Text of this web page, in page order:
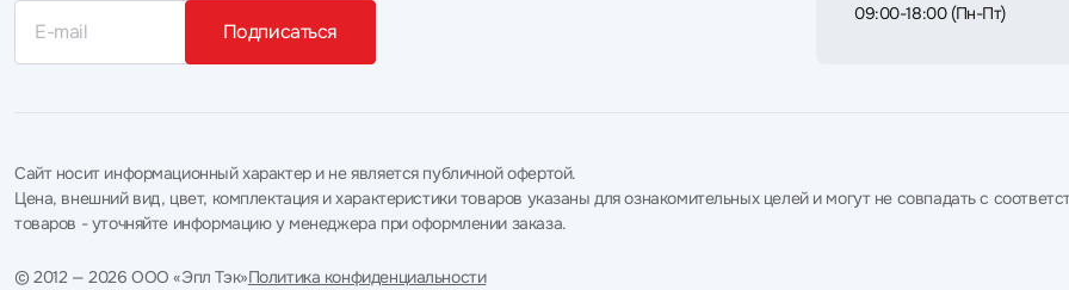
Подписаться
09:00-18:00 (Пн-Пт)
Сайт носит информационный характер и не является публичной офертой.
Цена, внешний вид, цвет, комплектация и характеристики товаров указаны для ознакомительных целей и могут не совпадать с
товаров - уточняйте информацию у менеджера при оформлении заказа.
© 2012 — 2026 ООО «Эпл Тэк»Политика конфиденциальности